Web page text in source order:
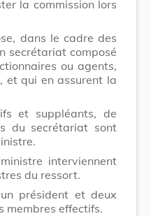
la commission lors
dans le cadre des
secrétariat composé
ou agents,
et qui en assurent la
et suppléants, de
du secrétariat sont
interviennent
du ressort.
président et deux
membres effectifs.